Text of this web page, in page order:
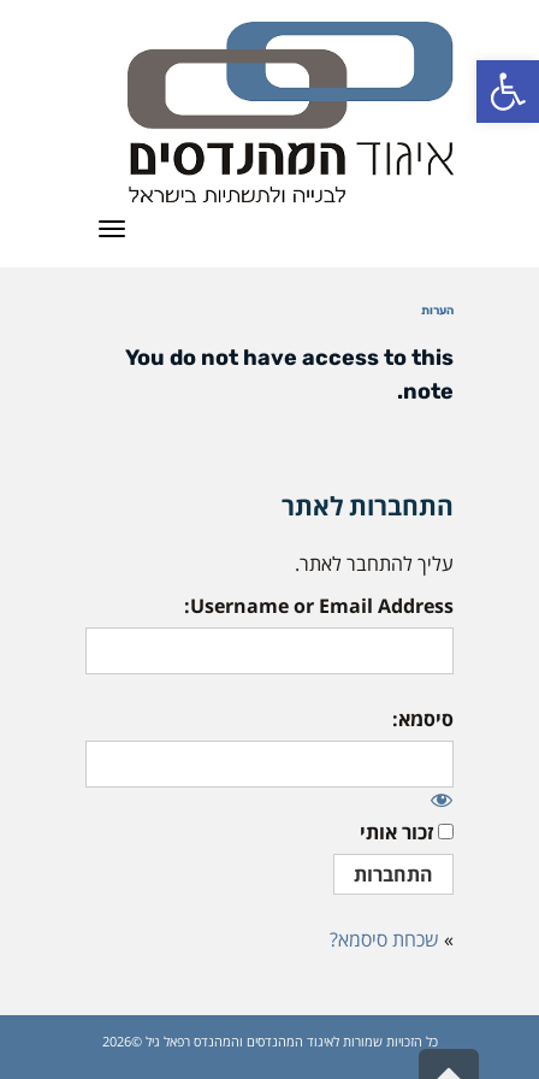
פתח סרגל נגישות
תפריט
הערות
You do not have access to this
note.
התחברות לאתר
עליך להתחבר לאתר.
Username or Email Address:
סיסמא:
זכור אותי
» שכחת סיסמא?
כל הזכויות שמורות לאיגוד המהנדסים והמהנדס רפאל גיל ©2026